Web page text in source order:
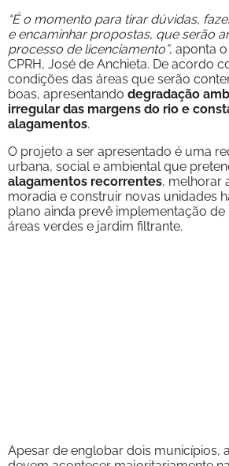
“É o momento para tirar dúvidas,
e encaminhar propostas, que serão
processo de licenciamento”, aponta
CPRH, José de Anchieta. De acordo
condições das áreas que serão
boas, apresentando degradação
irregular das margens do rio e
alagamentos.
O projeto a ser apresentado é uma
urbana, social e ambiental que
alagamentos recorrentes, melhorar
moradia e construir novas unidades
plano ainda prevê implementação de
áreas verdes e jardim filtrante.
Apesar de englobar dois municípios,